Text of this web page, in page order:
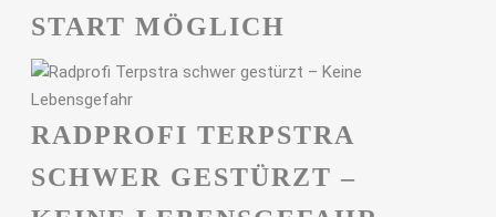
START MÖGLICH
RADPROFI TERPSTRA
SCHWER GESTÜRZT –